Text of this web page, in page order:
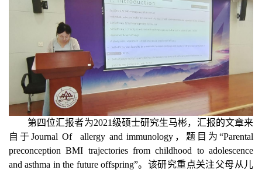
第四位汇报者为2021级硕士研究生马彬，汇报的文章来
自于Journal Of allergy and immunology ，题目为“Parental
preconception BMI trajectories from childhood to adolescence
and asthma in the future offspring”。该研究重点关注父母从儿